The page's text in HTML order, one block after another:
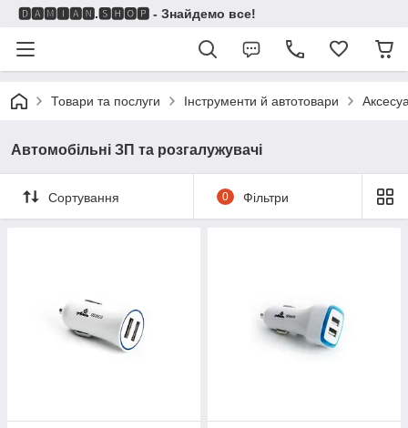
🅳🅰🅼🅸🅰🅽.🆂🅷🅾🅿 - Знайдемо все!
Товари та послуги Інструменти й автотовари
Автомобільні ЗП та розгалужувачі
Сортування 0 Фільтри